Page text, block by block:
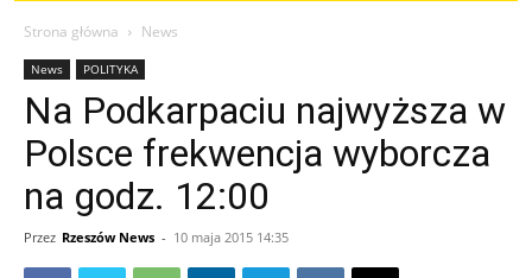
Strona główna News
News POLITYKA
Na Podkarpaciu najwyższa w
Polsce frekwencja wyborcza
na godz. 12:00
Przez Rzeszów News - 10 maja 2015 14:35